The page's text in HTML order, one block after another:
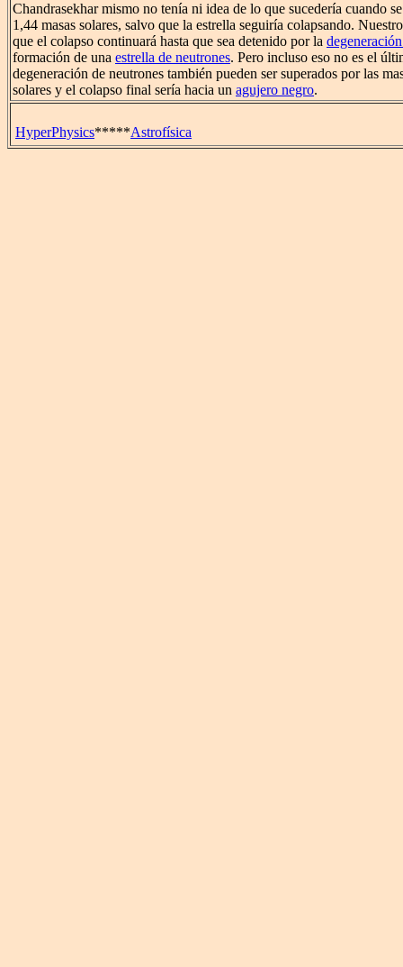
Chandrasekhar mismo no tenía ni idea de lo que sucedería cuando
1,44 masas solares, salvo que la estrella seguiría colapsando.
que el colapso continuará hasta que sea detenido por la
formación de una estrella de neutrones. Pero incluso eso no es el
degeneración de neutrones también pueden ser superados por las
solares y el colapso final sería hacia un agujero negro.
HyperPhysics*****Astrofísica